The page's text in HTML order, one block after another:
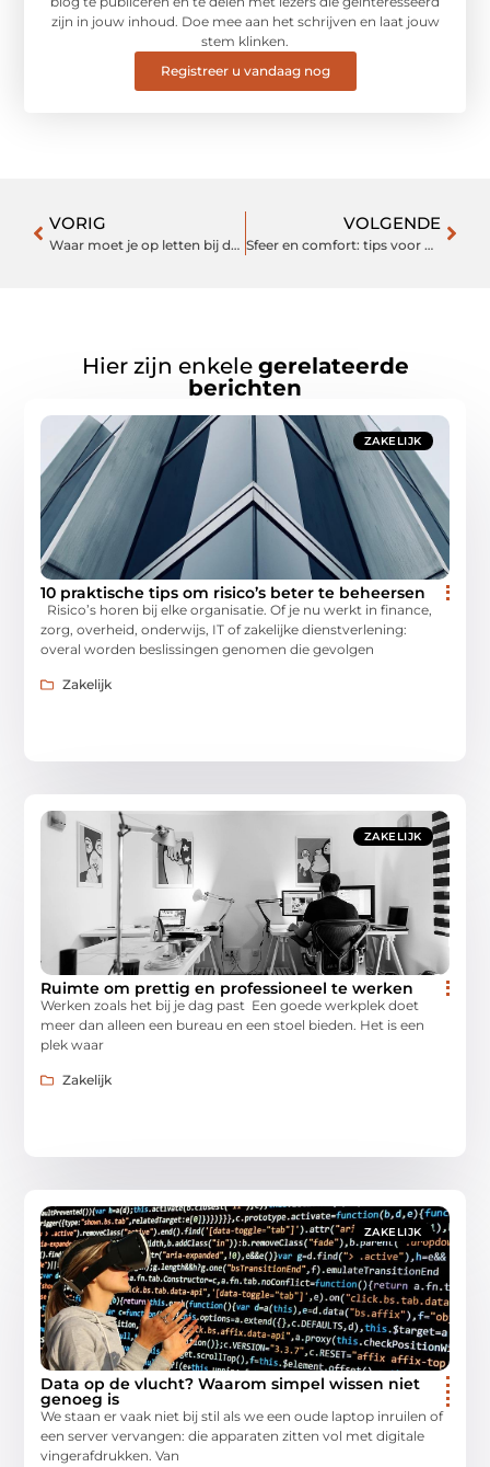
zijn in jouw inhoud. Doe mee aan het schrijven en laat jouw
stem klinken.
Registreer u vandaag nog
VORIG
Waar moet je op letten bij de veiligheid van hondenspeelgoed?
VOLGENDE
Sfeer en comfort: tips voor het perfecte vloerkleed in de woonkamer
Hier zijn enkele gerelateerde
berichten
ZAKELIJK
10 praktische tips om risico’s beter te beheersen
Risico’s horen bij elke organisatie. Of je nu werkt in finance,
zorg, overheid, onderwijs, IT of zakelijke dienstverlening:
overal worden beslissingen genomen die gevolgen
Zakelijk
ZAKELIJK
Ruimte om prettig en professioneel te werken
Werken zoals het bij je dag past Een goede werkplek doet
meer dan alleen een bureau en een stoel bieden. Het is een
plek waar
Zakelijk
ZAKELIJK
Data op de vlucht? Waarom simpel wissen niet
genoeg is
We staan er vaak niet bij stil als we een oude laptop inruilen of
een server vervangen: die apparaten zitten vol met digitale
vingerafdrukken. Van